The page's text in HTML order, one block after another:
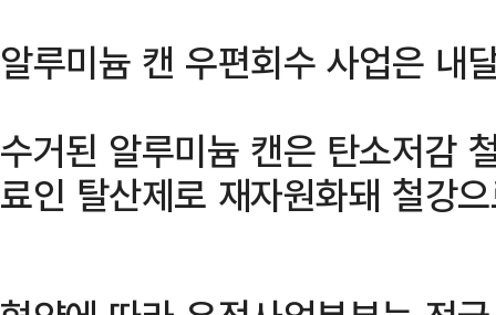
알루미늄 캔 우편회수 사업은 내
수거된 알루미늄 캔은 탄소저감
료인 탈산제로 재자원화돼 철강